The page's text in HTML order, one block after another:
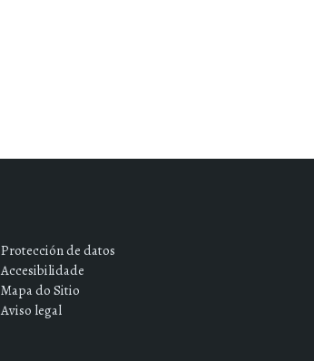
Protección de datos
Accesibilidade
Mapa do Sitio
Aviso legal